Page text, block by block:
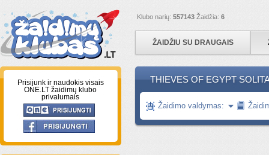
Klubo narių: 557143 Žaidžia: 6
ŽAIDŽIU SU DRAUGAIS
Prisijunk ir naudokis visais
ONE.LT žaidimų klubo
privalumais
THIEVES OF EGYPT
Žaidimo valdymas: